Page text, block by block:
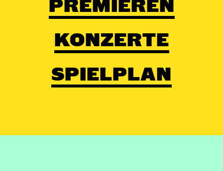
PREMIEREN
KONZERTE
SPIELPLAN